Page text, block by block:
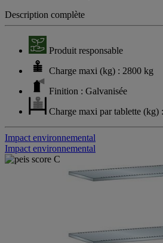
Description complète
Produit responsable
Charge maxi (kg) : 2800 kg
Finition : Galvanisée
Charge maxi par tablette (kg)
Impact environnemental
Impact environnemental